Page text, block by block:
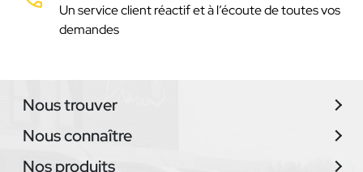
Un service client réactif et à l’écoute de toutes vos
demandes
Nous trouver
Nous connaître
Nos produits